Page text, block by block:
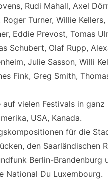
Rudi Mahall, Axel
Roger Turner, Willie Kellers,
Eddie Prevost, Tomas
Schubert, Olaf Rupp,
Julie Sasson, Willi
Fink, Greg Smith,
auf vielen Festivals in ganz
USA, Kanada.
für die
den Saarländischen
Berlin-Brandenburg
National Du Luxembourg.